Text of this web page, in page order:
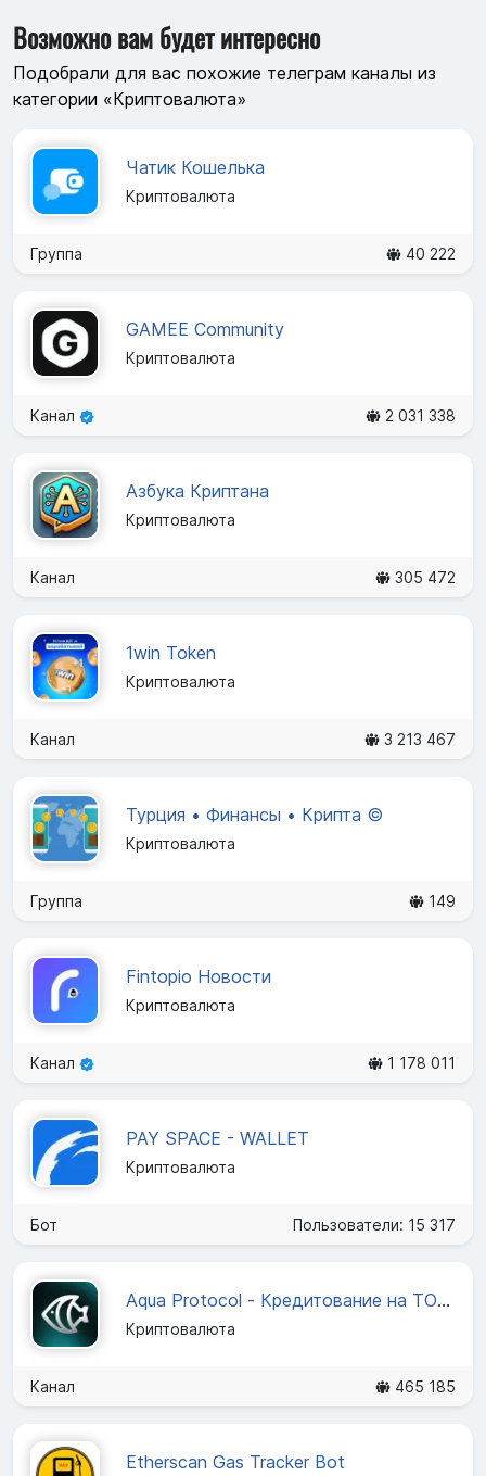
Возможно вам будет интересно
Подобрали для вас похожие телеграм каналы из
категории «Криптовалюта»
Чатик Кошелька
Криптовалюта
Группа 40 222
GAMEE Community
Криптовалюта
Канал 2 031 338
Азбука Криптана
Криптовалюта
Канал 305 472
1win Token
Криптовалюта
Канал 3 213 467
Турция • Финансы • Крипта ©️
Криптовалюта
Группа 149
Fintopio Новости
Криптовалюта
Канал 1 178 011
PAY SPACE - WALLET
Криптовалюта
Бот Пользователи: 15 317
Aqua Protocol - Кредитование на TON (RU)
Криптовалюта
Канал 465 185
Etherscan Gas Tracker Bot